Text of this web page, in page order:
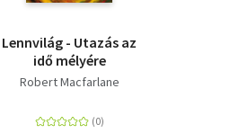
Lennvilág - Utazás az
idő mélyére
Robert Macfarlane